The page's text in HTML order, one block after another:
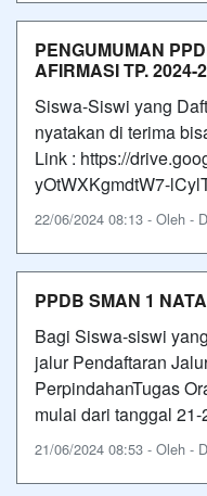
PENGUMUMAN
AFIRMASI TP. 2024-
Siswa-Siswi yang
nyatakan di terima
Link : https://
yOtWXKgmdtW7-
22/06/2024 08:13 - Oleh -
PPDB SMAN 1
Bagi Siswa-siswi
jalur Pendaftaran
PerpindahanTugas
mulai dari tanggal
21/06/2024 08:53 - Oleh -